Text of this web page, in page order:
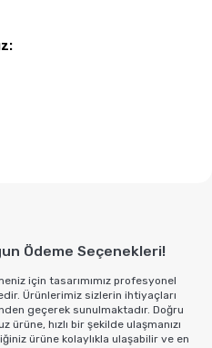
Ödeme Seçenekleri!
için tasarımımız profesyonel
Ürünlerimiz sizlerin ihtiyaçları
geçerek sunulmaktadır. Doğru
hızlı bir şekilde ulaşmanızı
ürüne kolaylıkla ulaşabilir ve en